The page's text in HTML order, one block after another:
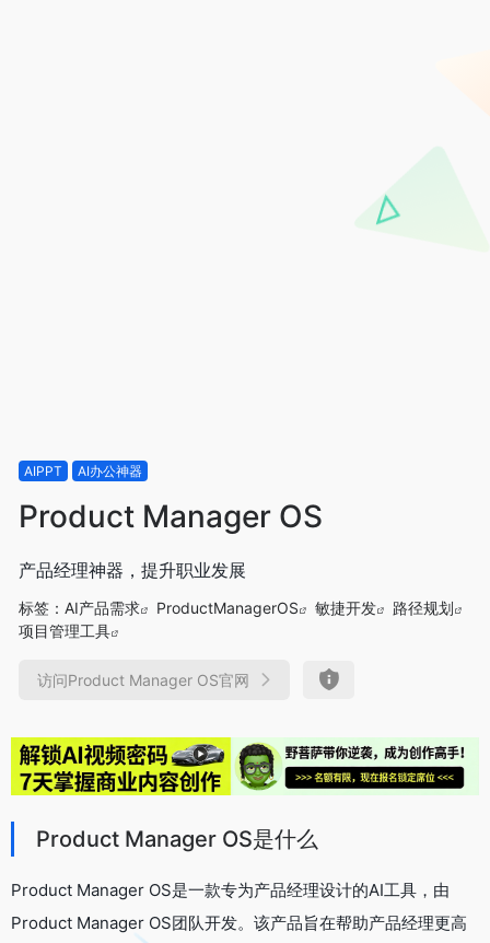
AIPPT AI办公神器
Product Manager OS
产品经理神器，提升职业发展
标签： AI产品需求 ProductManagerOS 敏捷开发
路径规划
项目管理工具
访问Product Manager OS官网
Product Manager OS是什么
Product Manager OS是一款专为产品经理设计的AI工具，由
Product Manager OS团队开发。该产品旨在帮助产品经理更高